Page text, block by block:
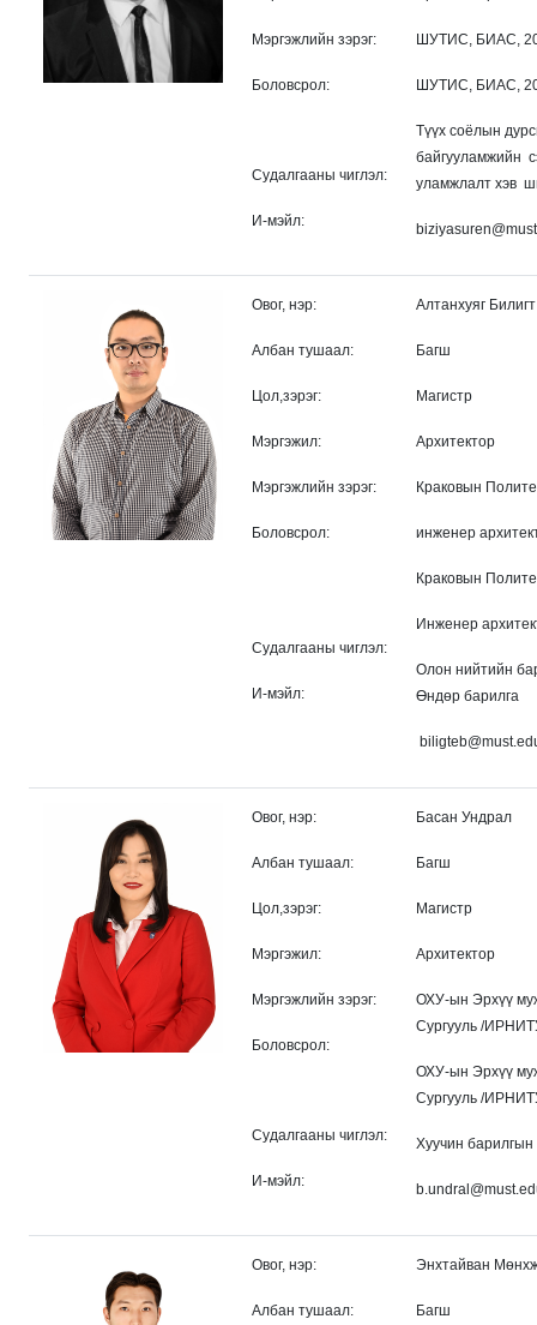
Мэргэжлийн зэрэг:
Боловсрол:
Судалгааны чиглэл:
И-мэйл:
ШУТИС, БИАС,
ШУТИС, БИАС,
Түүх соёлын
байгууламжийн
уламжлалт хэв
Овог, нэр:
Албан тушаал:
Цол,зэрэг:
Мэргэжил:
Мэргэжлийн зэрэг:
Боловсрол:
Судалгааны чиглэл:
И-мэйл:
Алтанхуяг Билигт
Багш
Магистр
Архитектор
Краковын
инженер
Краковын
Инженер
Олон нийтийн
Өндөр барилга
Овог, нэр:
Албан тушаал:
Цол,зэрэг:
Мэргэжил:
Мэргэжлийн зэрэг:
Боловсрол:
Судалгааны чиглэл:
И-мэйл:
Басан Ундрал
Багш
Магистр
Архитектор
ОХУ-ын Эрхүү
Сургууль /
ОХУ-ын Эрхүү
Сургууль /
Хуучин
Овог, нэр:
Албан тушаал:
Энхтайван
Багш